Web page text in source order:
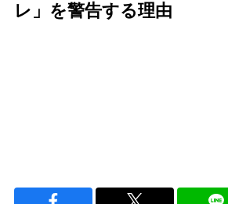
レ」を警告する理由